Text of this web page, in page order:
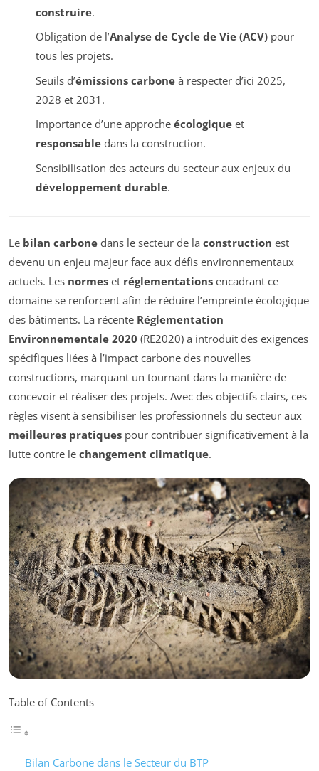
construire.
Obligation de l’Analyse de Cycle de Vie (ACV)pour
tous les projets.
Seuils d’émissions carboneà respecter d’ici 2025,
2028 et 2031.
Importance d’une approche écologiqueet
responsabledans la construction.
Sensibilisation des acteurs du secteur aux enjeux du
développement durable.
Le bilan carbone dans le secteur de la construction est
devenu un enjeu majeur face aux défis environnementaux
actuels. Les normes et réglementations encadrant ce
domaine se renforcent afin de réduire l’empreinte écologique
des bâtiments. La récente Réglementation
Environnementale 2020 (RE2020) a introduit des exigences
spécifiques liées à l’impact carbone des nouvelles
constructions, marquant un tournant dans la manière de
concevoir et réaliser des projets. Avec des objectifs clairs, ces
règles visent à sensibiliser les professionnels du secteur aux
meilleures pratiques pour contribuer significativement à la
lutte contre le changement climatique.
Table of Contents
Bilan Carbone dans le Secteur du BTP